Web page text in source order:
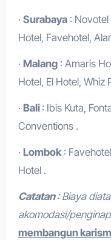
· Surabaya: Novotel
Hotel, Favehotel,
· Malang: Amaris
Hotel, El Hotel, Whiz
· Bali : Ibis Kuta,
Conventions .
· Lombok:
Hotel .
Catatan: Biaya
akomodasi/
membangun